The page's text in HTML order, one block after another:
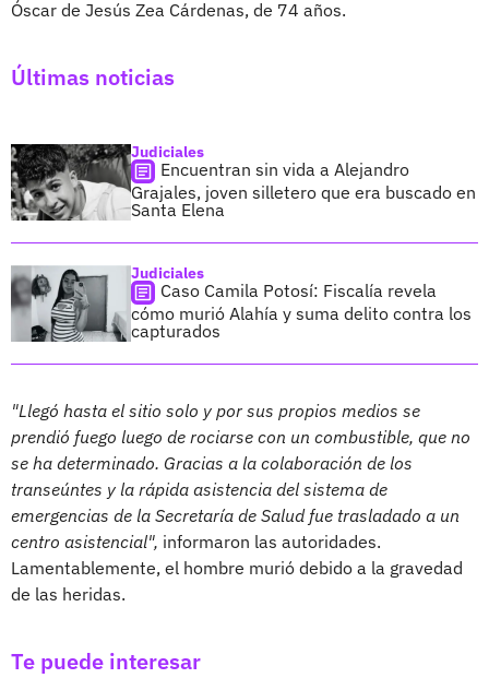
Óscar de Jesús Zea Cárdenas, de 74 años.
Últimas noticias
Judiciales
Encuentran sin vida a Alejandro
Grajales, joven silletero que era buscado en
Santa Elena
Judiciales
Caso Camila Potosí: Fiscalía revela
cómo murió Alahía y suma delito contra los
capturados
"Llegó hasta el sitio solo y por sus propios medios se
prendió fuego luego de rociarse con un combustible, que no
se ha determinado. Gracias a la colaboración de los
transeúntes y la rápida asistencia del sistema de
emergencias de la Secretaría de Salud fue trasladado a un
centro asistencial", informaron las autoridades.
Lamentablemente, el hombre murió debido a la gravedad
de las heridas.
Te puede interesar